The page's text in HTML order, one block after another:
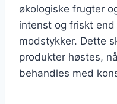
økologiske frugter
intenst og friskt
modstykker. Dette
produkter høstes,
behandles med